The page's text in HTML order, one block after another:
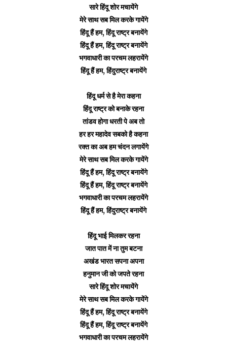
सारे हिंदू शोर मचायेंगे
मेरे साथ सब मिल करके गायेंगे
हिंदू हैं हम, हिंदू राष्ट्र बनायेंगे
हिंदू हैं हम, हिंदू राष्ट्र बनायेंगे
भगवाधारी का परचम लहरायेंगे
हिंदू हैं हम, हिंदुराष्ट्र बनायेंगे
हिंदू धर्म से है मेरा कहना
हिंदू राष्ट्र को बनाके रहना
तांडव होगा धरती पे अब तो
हर हर महादेव सबको है कहना
रक्त का अब हम चंदन लगायेंगे
मेरे साथ सब मिल करके गायेंगे
हिंदू हैं हम, हिंदू राष्ट्र बनायेंगे
हिंदू हैं हम, हिंदू राष्ट्र बनायेंगे
भगवाधारी का परचम लहरायेंगे
हिंदू हैं हम, हिंदुराष्ट्र बनायेंगे
हिंदू भाई मिलकर रहना
जात पात में ना तुम बटना
अखंड भारत सपना अपना
हनुमान जी को जपते रहना
सारे हिंदू शोर मचायेंगे
मेरे साथ सब मिल करके गायेंगे
हिंदू हैं हम, हिंदू राष्ट्र बनायेंगे
हिंदू हैं हम, हिंदू राष्ट्र बनायेंगे
भगवाधारी का परचम लहरायेंगे